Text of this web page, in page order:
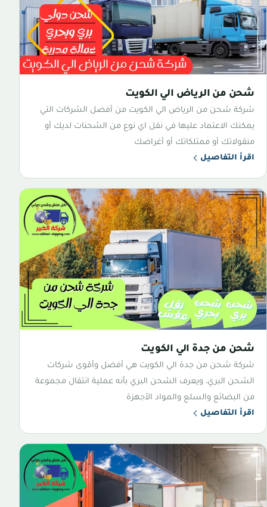
شحن من الرياض الي الكويت
شركة شحن من الرياض الي الكويت من أفضل الشركات التي
يمكنك الاعتماد عليها في نقل اي نوع من الشحنات لديك أو
منقولاتك أو ممتلكاتك أو أغراضك
اقرأ التفاصيل
شحن من جدة الي الكويت
شركة شحن من جدة الي الكويت هي أفضل وأقوى شركات
الشحن البري، ويعرف الشحن البري بأنه عملية انتقال مجموعة
من البضائع والسلع والمواد الأجهزة
اقرأ التفاصيل